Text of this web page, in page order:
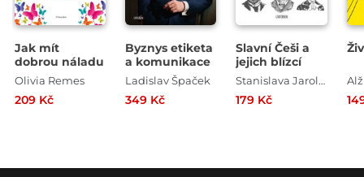
Jak mít
dobrou náladu
Olivia Remes
209 Kč
Byznys etiketa
a komunikace
Ladislav Špaček
349 Kč
Slavní Češi a
jejich blízcí
Stanislava Jarolímková
179 Kč